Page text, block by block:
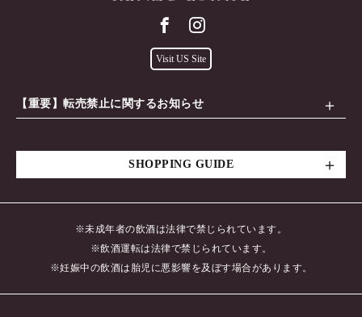
Visit US Site
【重要】転売禁止に関するお知らせ
SHOPPING GUIDE
※未成年者の飲酒は法律で禁じられています。
※飲酒運転は法律で禁じられています。
※妊娠中の飲酒は胎児に悪影響を及ぼす場合があります。